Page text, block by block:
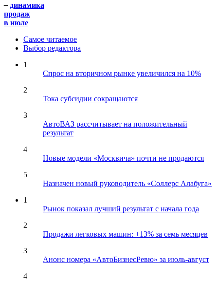
– динамика
продаж
в июле
Самое читаемое
Выбор редактора
1
Спрос на вторичном рынке увеличился на 10%
2
Тока субсидии сокращаются
3
АвтоВАЗ рассчитывает на положительный
результат
4
Новые модели «Москвича» почти не продаются
5
Назначен новый руководитель «Соллерс Алабуга»
1
Рынок показал лучший результат с начала года
2
Продажи легковых машин: +13% за семь месяцев
3
Анонс номера «АвтоБизнесРевю» за июль-август
4